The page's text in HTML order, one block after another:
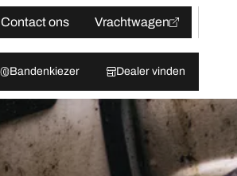
Contact ons
Vrachtwagen
Bandenkiezer Dealer vinden